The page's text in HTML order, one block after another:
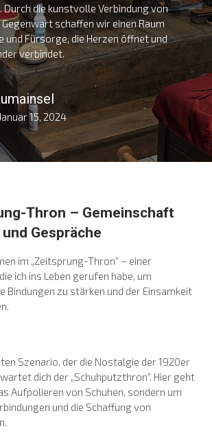
die kunstvolle Verbindung von
schaffen wir einen Raum
und Fürsorge, die Herzen öffnet und
verbindet.
Januar 15, 2024
Thron – Gemeinschaft
Gespräche
im „Zeitsprung-Thron“ – einer
ich ins Leben gerufen habe, um
Bindungen zu stärken und der Einsamkeit
Szenario, der die Nostalgie der 1920er
dich der „Schuhputzthron“. Hier geht
Aufpolieren von Schuhen, sondern um
und die Schaffung von